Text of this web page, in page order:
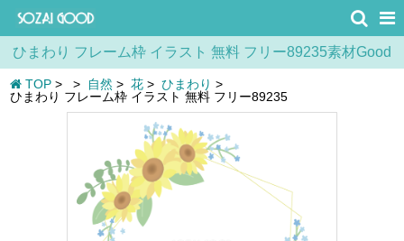
ひまわり フレーム枠 イラスト 無料 フリー89235素材Good
TOP > > 自然 > 花 > ひまわり >
ひまわり フレーム枠 イラスト 無料 フリー89235